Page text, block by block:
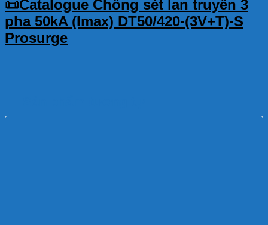
📜Catalogue Chống sét lan truyền 3
pha 50kA (Imax) DT50/420-(3V+T)-S
Prosurge